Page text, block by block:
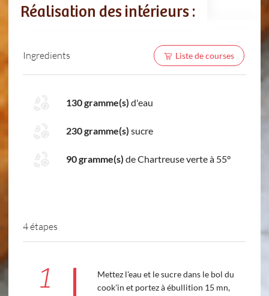
Réalisation des intérieurs :
Ingredients Liste de courses
130 gramme(s) d'eau
230 gramme(s) sucre
90 gramme(s) de Chartreuse verte à 55°
4 étapes
1
Mettez l'eau et le sucre dans le bol du
cook'in et portez à ébullition 15 mn,